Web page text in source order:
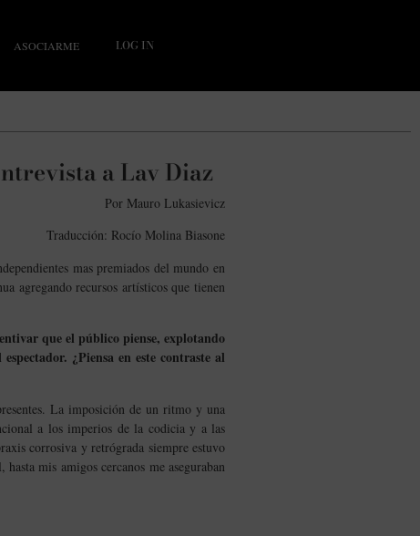
ASOCIARME LOG IN
a Lav Diaz
Por Mauro Lukasievicz
Traducción: Rocío Molina Biasone
mas premiados del mundo en
agregando recursos artísticos que tienen
que el público piense, explotando
¿Piensa en este contraste al
La imposición de un ritmo y una
a los imperios de la codicia y a las
corrosiva y retrógrada siempre estuvo
mis amigos cercanos me aseguraban